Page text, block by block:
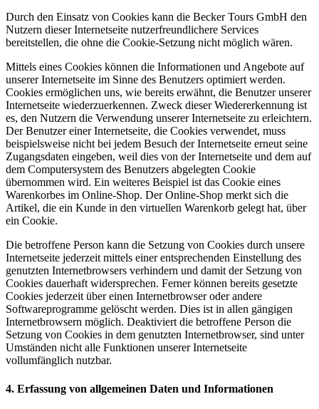
Durch den Einsatz von Cookies kann die Becker Tours GmbH den
Nutzern dieser Internetseite nutzerfreundlichere Services
bereitstellen, die ohne die Cookie-Setzung nicht möglich wären.
Mittels eines Cookies können die Informationen und Angebote auf
unserer Internetseite im Sinne des Benutzers optimiert werden.
Cookies ermöglichen uns, wie bereits erwähnt, die Benutzer unserer
Internetseite wiederzuerkennen. Zweck dieser Wiedererkennung ist
es, den Nutzern die Verwendung unserer Internetseite zu erleichtern.
Der Benutzer einer Internetseite, die Cookies verwendet, muss
beispielsweise nicht bei jedem Besuch der Internetseite erneut seine
Zugangsdaten eingeben, weil dies von der Internetseite und dem auf
dem Computersystem des Benutzers abgelegten Cookie
übernommen wird. Ein weiteres Beispiel ist das Cookie eines
Warenkorbes im Online-Shop. Der Online-Shop merkt sich die
Artikel, die ein Kunde in den virtuellen Warenkorb gelegt hat, über
ein Cookie.
Die betroffene Person kann die Setzung von Cookies durch unsere
Internetseite jederzeit mittels einer entsprechenden Einstellung des
genutzten Internetbrowsers verhindern und damit der Setzung von
Cookies dauerhaft widersprechen. Ferner können bereits gesetzte
Cookies jederzeit über einen Internetbrowser oder andere
Softwareprogramme gelöscht werden. Dies ist in allen gängigen
Internetbrowsern möglich. Deaktiviert die betroffene Person die
Setzung von Cookies in dem genutzten Internetbrowser, sind unter
Umständen nicht alle Funktionen unserer Internetseite
vollumfänglich nutzbar.
4. Erfassung von allgemeinen Daten und Informationen